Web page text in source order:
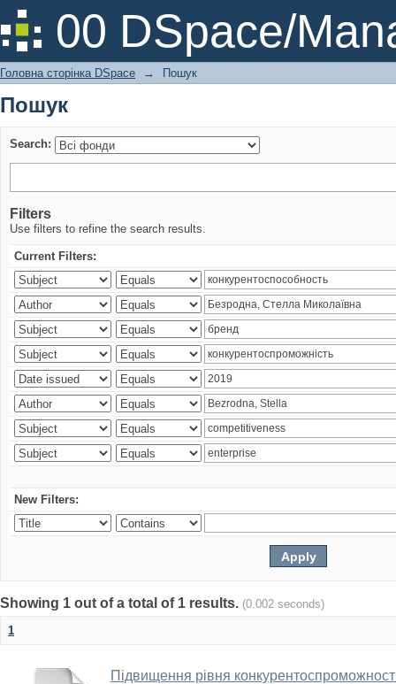
00 DSpace/
Пошук
Головна сторінка DSpace → Пошук
Пошук
Search:
Filters
Use filters to refine the search results.
Current Filters:
New Filters:
Showing 1 out of a total of 1 results. (0.002 seconds)
1
Підвищення рівня